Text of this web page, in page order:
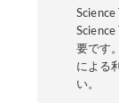
Science
要です
による
い。